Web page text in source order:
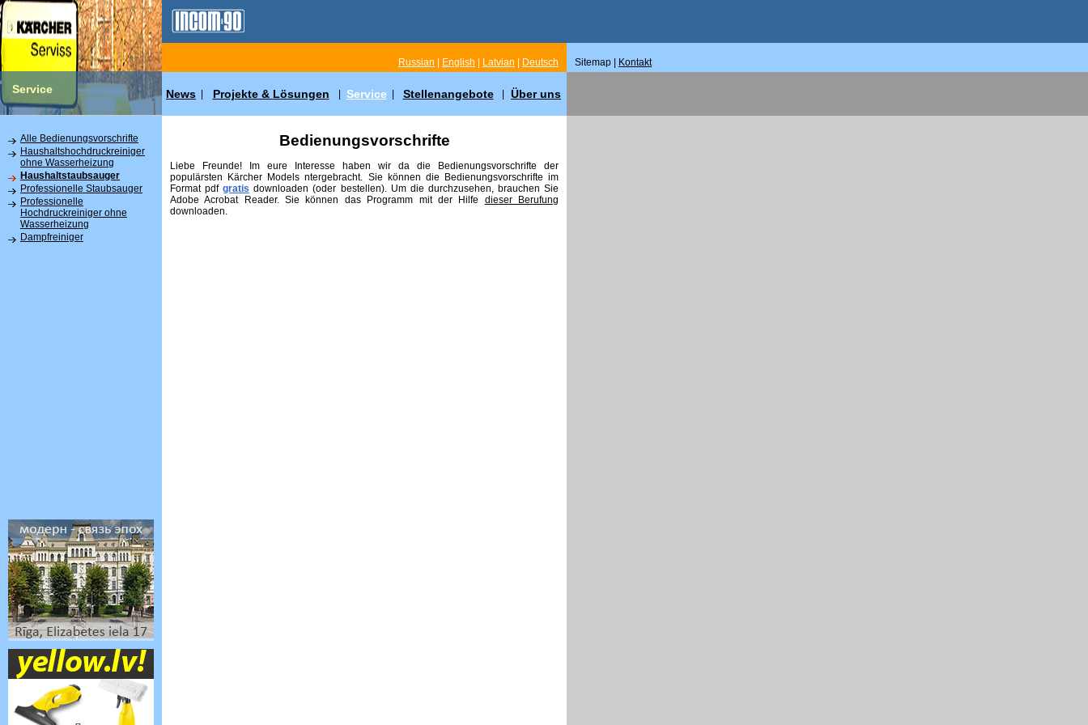
Service
Russian English Latvian Deutsch Sitemap | Kontakt
News Projekte & Lösungen Service Stellenangebote Über uns
Alle Bedienungsvorschrifte
Haushaltshochdruckreiniger
ohne Wasserheizung
Haushaltstaubsauger
Professionelle Staubsauger
Professionelle
Hochdruckreiniger ohne
Wasserheizung
Dampfreiniger
Bedienungsvorschrifte
Liebe Freunde! Im eure Interesse haben wir da die Bedienungsvorschrifte der
populärsten Kärcher Models ntergebracht. Sie können die Bedienungsvorschrifte im
Format pdfgratis downloaden (oder bestellen). Um die durchzusehen, brauchen Sie
Adobe Acrobat Reader. Sie können das Programm mit der Hilfe dieser Berufung
downloaden.